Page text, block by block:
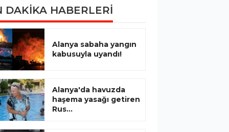
DAKİKA HABERLERİ
Alanya sabaha yangın
kabusuyla uyandı!
Alanya'da havuzda
haşema yasağı getiren
Rus...